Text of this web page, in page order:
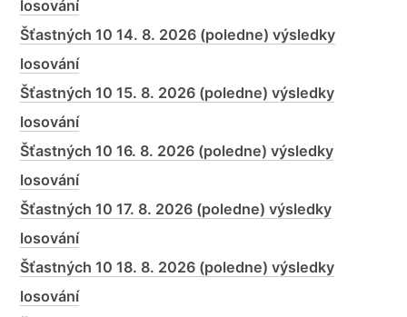
losování
Šťastných 10 14. 8. 2026 (poledne) výsledky
losování
Šťastných 10 15. 8. 2026 (poledne) výsledky
losování
Šťastných 10 16. 8. 2026 (poledne) výsledky
losování
Šťastných 10 17. 8. 2026 (poledne) výsledky
losování
Šťastných 10 18. 8. 2026 (poledne) výsledky
losování